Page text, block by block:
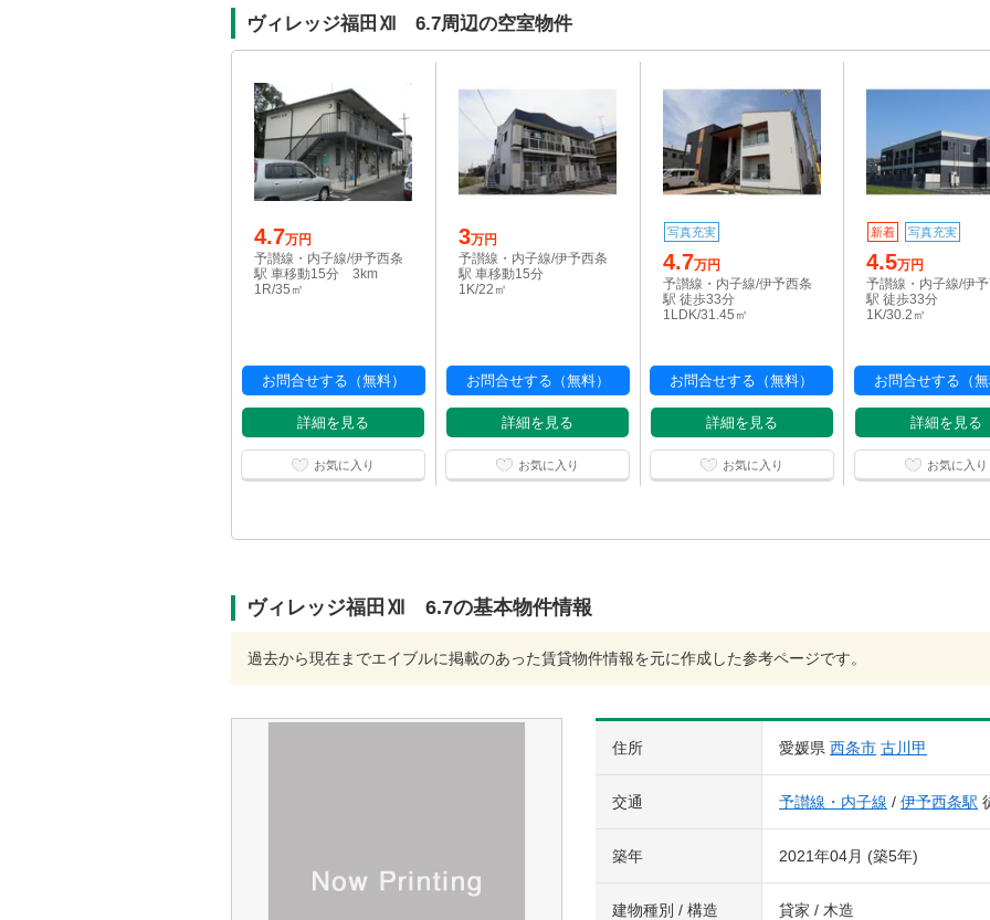
ヴィレッジ福田Ⅻ 6.7周辺の空室物件
4.7万円
予讃線・内子線/伊予西条
駅 車移動15分 3km
1R/35㎡
お問合せする（無料）
詳細を見る
お気に入り
3万円
予讃線・内子線/伊予西条
駅 車移動15分
1K/22㎡
お問合せする（無料）
詳細を見る
お気に入り
写真充実
4.7万円
予讃線・内子線/伊予西条
駅 徒歩33分
1LDK/31.45㎡
お問合せする（無料）
詳細を見る
お気に入り
新着 写真充実
4.5万円
予讃線・内子線/伊
駅 徒歩33分
1K/30.2㎡
お問合せする（無
詳細を見る
お気に入り
ヴィレッジ福田Ⅻ 6.7の基本物件情報
過去から現在までエイブルに掲載のあった賃貸物件情報を元に作成した参考ページです。
住所 愛媛県 西条市 古川甲
交通 予讃線・内子線 / 伊予西条駅
築年 2021年04月 (築5年)
建物種別 / 構造 貸家 / 木造